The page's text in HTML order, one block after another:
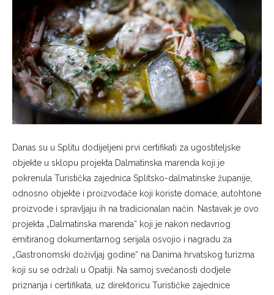
Danas su u Splitu dodijeljeni prvi certifikati za ugostiteljske
objekte u sklopu projekta Dalmatinska marenda koji je
pokrenula Turistička zajednica Splitsko-dalmatinske županije,
odnosno objekte i proizvođače koji koriste domaće, autohtone
proizvode i spravljaju ih na tradicionalan način. Nastavak je ovo
projekta „Dalmatinska marenda“ koji je nakon nedavnog
emitiranog dokumentarnog serijala osvojio i nagradu za
„Gastronomski doživljaj godine“ na Danima hrvatskog turizma
koji su se održali u Opatiji. Na samoj svečanosti dodjele
priznanja i certifikata, uz direktoricu Turističke zajednice